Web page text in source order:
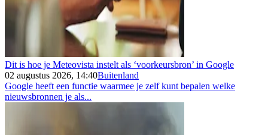
Dit is hoe je Meteovista instelt als ‘voorkeursbron’ in Google
02 augustus 2026, 14:40Buitenland
Google heeft een functie waarmee je zelf kunt bepalen welke
nieuwsbronnen je als...